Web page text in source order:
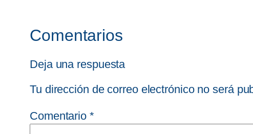
Comentarios
Deja una respuesta
Tu dirección de correo electrónico no será
Comentario *